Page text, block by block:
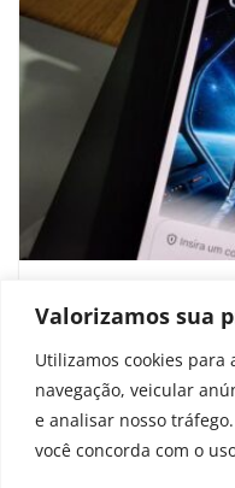
Valorizamos sua
Utilizamos cookies
navegação, veicular
e analisar nosso
você concorda com o
Como fazer
fotos na IA
setembro 29, 2025